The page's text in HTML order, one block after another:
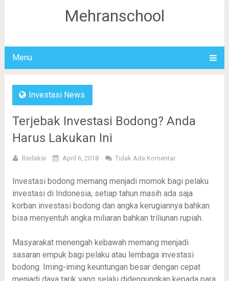
Mehranschool
Menu
Investasi News
Terjebak Investasi Bodong? Anda
Harus Lakukan Ini
Redaksi April 6, 2018 Tidak Ada Komentar
Investasi bodong memang menjadi momok bagi pelaku
investasi di Indonesia, setiap tahun masih ada saja
korban investasi bodong dan angka kerugiannya bahkan
bisa menyentuh angka miliaran bahkan triliunan rupiah.
Masyarakat menengah kebawah memang menjadi
sasaran empuk bagi pelaku atau lembaga investasi
bodong. Iming-iming keuntungan besar dengan cepat